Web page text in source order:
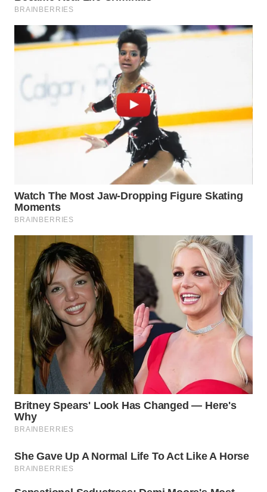
WN
DANAU
TOBA
WN
NIAS
WN
LANGKAT
SELATAN
TANJUNG
LESUNG
WN
KARO
WN
SIMALUNGUN
WN
LABUHANBATU
WN
TAPANULI
WN DELI
SERDANG